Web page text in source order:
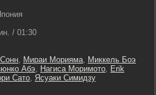
/ 01:30
, Мираи Морияма, Миккель Боэ
Абэ, Нагиса Моримото, Erik
Сато, Ясуаки Симидзу